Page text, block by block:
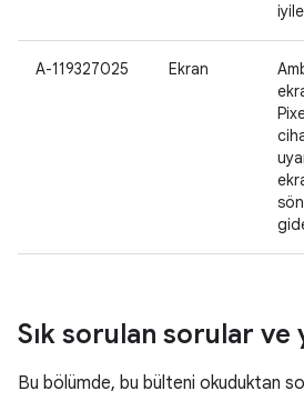
A-119327025 Ekran
Sık sorulan sorular ve
Bu bölümde, bu bülteni okuduktan